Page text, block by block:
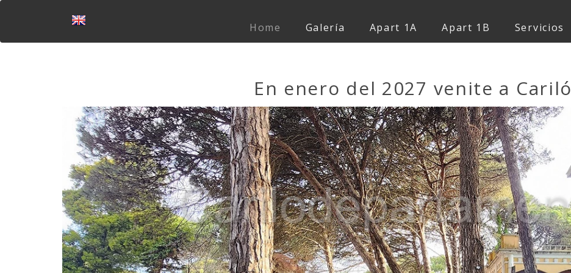
Home Galería Apart 1A Apart 1B Servicios
En enero del 2027 venite a Cariló